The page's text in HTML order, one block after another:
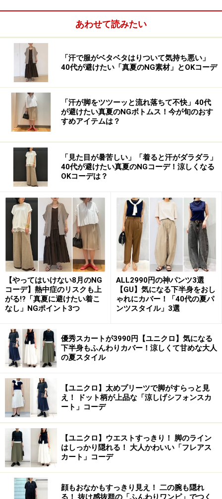
ふんわりした素材感は、生々しく見えるのを防いでくれてお
すすめ 出典：WEAR
冬のVネックは寒そうに見えてしまうと首元が悪目立ち
することもあるため、大人の女性に一押しなのは素材感
にボリュームがあるものです。
今年トレンドのふわふわとしたモヘアやシャギーニッ
ト、毛が長めのものやケーブルニットなども◎。厚みの
ある素材はVのシャープさを柔らかく見せてくれるた
め、大人にちょうどいい抜け感のある首元を作ってくれ
ます。
横に広いボートネックは女性らしく上品に
見える
横に広がるボートネックは鎖骨の華奢さも感じられて女性ら
しく上品 出典：WEAR
きれいめに見せたい時はボートネックがおすすめです。
鎖骨を感じさせる横に長いカットは、女性らしいエレガ
ントな印象に仕上げてくれます。デニムやワイドパンツ
あわせて読みたい
「汗で服がベタベタはりついて気持ち悪い」
40代が避けたい「真夏のNG素材」とOKコーデ
「汗が脚をツツーッと流れ落ちて不快」40代
が避けたい真夏のNGボトムス！今が旬のおす
すめアイテムは？
「見た目が暑苦しい」「着ると汗がダラダラ」
40代が避けたい真夏のNGコーデ！涼しくなる
OKコーデは？
【やってはいけない8月のNG
コーデ】熱中症のリスクも上
がる!?「真夏に避けたい着こ
なし」NGポイント3つ
ALL2990円の神パンツ3選
【GU】気になる下半身をおし
ゃれにカバー！「40代の夏パ
ンツスタイル」3選
優秀スカートが3990円【ユニクロ】気になる
下半身もふんわりカバー！涼しくて甘めな大人
の夏スタイル
【ユニクロ】太めプリーツで脚がすらっと見
え！ ドット柄が上品な「涼しげシフォンスカ
ート」コーデ
【ユニクロ】ウエストすっきり！ 脚のライン
はしっかり隠れる！ 大人かわいい「フレアス
カート」コーデ
顔もおなかもすっきり見え！ 二の腕も隠れ
る！ 抜け感抜群の「ふんわりワンピ」でつく